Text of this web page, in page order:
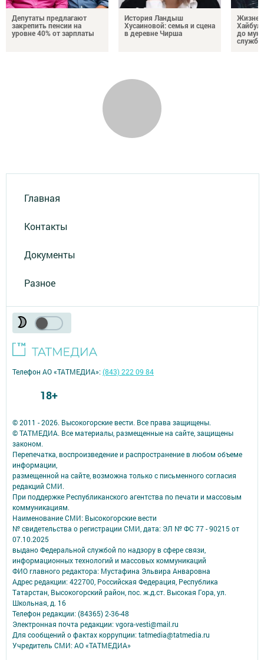
Депутаты предлагают
закрепить пенсии на
уровне 40% от зарплаты
История Ландыш
Хусаиновой: семья и сцена
в деревне Чирша
до
службы
Главная
Контакты
Документы
Разное
© 2011 - 2026. Высокогорские вести. Все права защищены.
© ТАТМЕДИА. Все материалы, размещенные на сайте, защищены
законом.
Перепечатка, воспроизведение и распространение в любом объеме
информации,
размещенной на сайте, возможна только с письменного согласия
редакций СМИ.
При поддержке Республиканского агентства по печати и массовым
коммуникациям.
Наименование СМИ: Высокогорские вести
№ свидетельства о регистрации СМИ, дата: ЭЛ № ФС 77 - 90215 от
07.10.2025
выдано Федеральной службой по надзору в сфере связи,
информационных технологий и массовых коммуникаций
ФИО главного редактора: Мустафина Эльвира Анваровна
Адрес редакции: 422700, Российская Федерация, Республика
Татарстан, Высокогорский район, пос. ж.д.ст. Высокая Гора, ул.
Школьная, д. 16
Телефон редакции: (84365) 2-36-48
Электронная почта редакции: vgora-vesti@mail.ru
Для сообщений о фактах коррупции: tatmedia@tatmedia.ru
Учредитель СМИ: АО «ТАТМЕДИА»
Телефон АО «ТАТМЕДИА»:(843) 222 09 84
18+